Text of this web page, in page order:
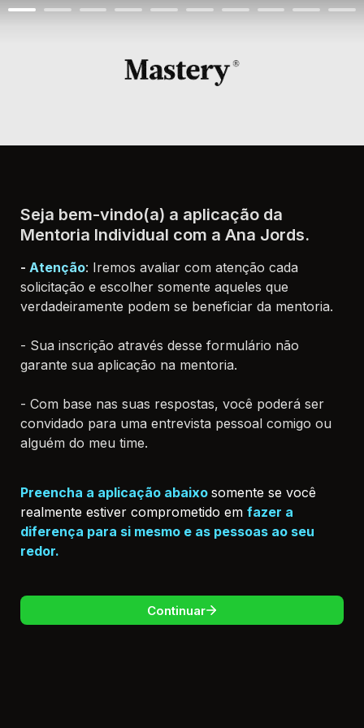
Seja bem-vindo(a) a aplicação da
- Atenção: Iremos avaliar com atenção cada
solicitação e escolher somente aqueles que
verdadeiramente podem se beneficiar da mentoria.
- Sua inscrição através desse formulário não
garante sua aplicação na mentoria.
- Com base nas suas respostas, você poderá ser
convidado para uma entrevista pessoal comigo ou
alguém do meu time.
Preencha a aplicação abaixo somente se você
realmente estiver comprometido em fazer a
diferença para si mesmo e as pessoas ao seu
redor.
Continuar